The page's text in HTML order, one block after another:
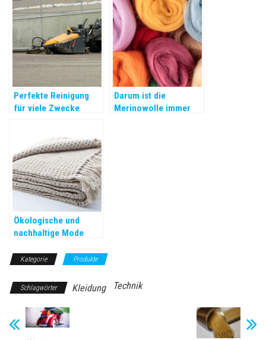
Perfekte Reinigung
für viele Zwecke
Darum ist die
Merinowolle immer
Ökologische und
nachhaltige Mode
Kategorie Produkte
Schlagwörter Kleidung Technik